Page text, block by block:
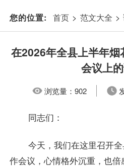
您的位置: 首页 > 范文大全 >
在2026年全县上半年
会议上
浏览量：902
同志们：
今天，我们在这里召开
作会议，心情格外沉重，也